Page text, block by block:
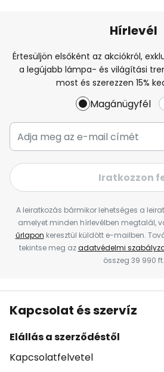
Hírlevél
Értesüljön elsőként az akciókról,
a legújabb lámpa- és világítási
most és szerezzen 15%
Magánügyfél
Iratkozzon
A leiratkozás bármikor lehetséges a
amelyet minden hírlevélben megtalál,
űrlapon keresztül küldött e-mailben.
tekintse meg azadatvédelmi
összeg 39 990 ft.
Kapcsolat és szervíz
Elállás a szerződéstől
Kapcsolatfelvetel